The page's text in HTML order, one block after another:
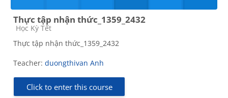
Thực tập nhận thức_1359_2432
Course category
Học Kỳ Tết
Thực tập nhận thức_1359_2432
Teacher: duongthivan Anh
Click to enter this course